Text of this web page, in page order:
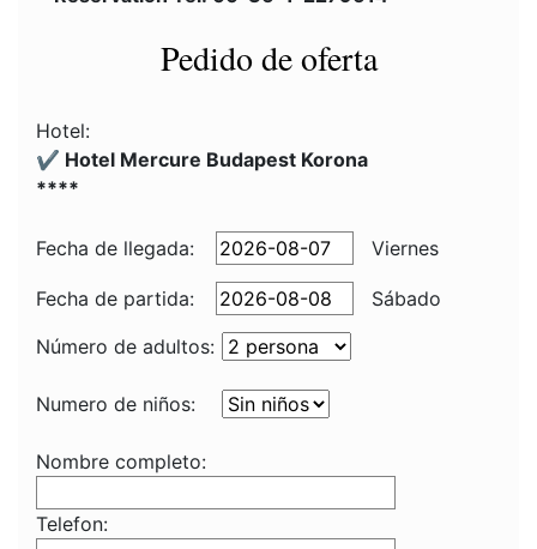
Pedido de oferta
Hotel:
✔️ Hotel Mercure Budapest Korona
****
Fecha de llegada: Viernes
Fecha de partida:
Sábado
Número de adultos:
Numero de niños:
Nombre completo:
Telefon: